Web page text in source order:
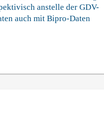
anstelle der GDV-
auch mit Bipro-Daten